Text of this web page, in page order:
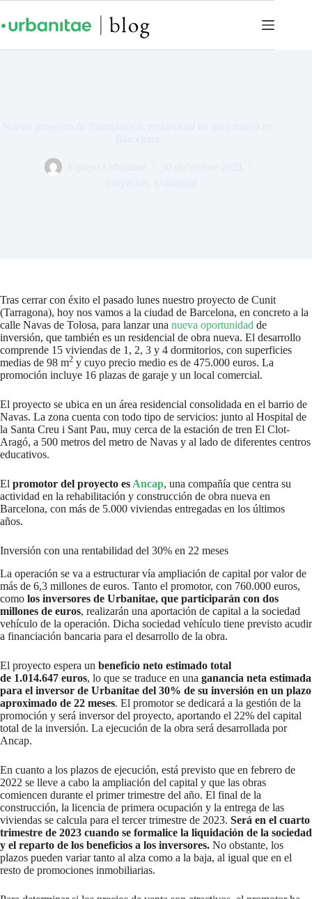
Tras cerrar con éxito el pasado lunes nuestro proyecto de Cunit
(Tarragona), hoy nos vamos a la ciudad de Barcelona, en concreto a la
calle Navas de Tolosa, para lanzar una nueva oportunidad de
inversión, que también es un residencial de obra nueva. El desarrollo
comprende 15 viviendas de 1, 2, 3 y 4 dormitorios, con superficies
medias de 98 m2 y cuyo precio medio es de 475.000 euros. La
promoción incluye 16 plazas de garaje y un local comercial.
El proyecto se ubica en un área residencial consolidada en el barrio de
Navas. La zona cuenta con todo tipo de servicios: junto al Hospital de
la Santa Creu i Sant Pau, muy cerca de la estación de tren El Clot-
Aragó, a 500 metros del metro de Navas y al lado de diferentes centros
educativos.
El promotor del proyecto es Ancap, una compañía que centra su
actividad en la rehabilitación y construcción de obra nueva en
Barcelona, con más de 5.000 viviendas entregadas en los últimos
años.
Inversión con una rentabilidad del 30% en 22 meses
La operación se va a estructurar vía ampliación de capital por valor de
más de 6,3 millones de euros. Tanto el promotor, con 760.000 euros,
como los inversores de Urbanitae, que participarán con dos
millones de euros, realizarán una aportación de capital a la sociedad
vehículo de la operación. Dicha sociedad vehículo tiene previsto acudir
a financiación bancaria para el desarrollo de la obra.
El proyecto espera un beneficio neto estimado total
de 1.014.647 euros, lo que se traduce en una ganancia neta estimada
para el inversor de Urbanitae del 30% de su inversión en un plazo
aproximado de 22 meses. El promotor se dedicará a la gestión de la
promoción y será inversor del proyecto, aportando el 22% del capital
total de la inversión. La ejecución de la obra será desarrollada por
Ancap.
En cuanto a los plazos de ejecución, está previsto que en febrero de
2022 se lleve a cabo la ampliación del capital y que las obras
comiencen durante el primer trimestre del año. El final de la
construcción, la licencia de primera ocupación y la entrega de las
viviendas se calcula para el tercer trimestre de 2023. Será en el cuarto
trimestre de 2023 cuando se formalice la liquidación de la sociedad
y el reparto de los beneficios a los inversores. No obstante, los
plazos pueden variar tanto al alza como a la baja, al igual que en el
resto de promociones inmobiliarias.